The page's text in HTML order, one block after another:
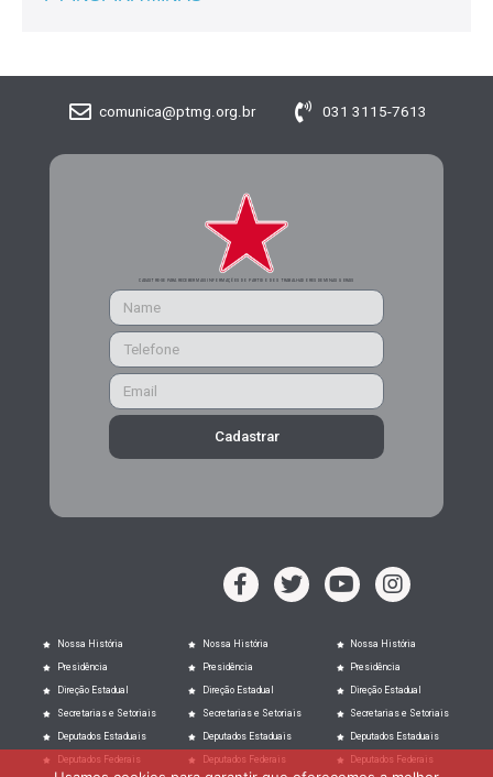
comunica@ptmg.org.br 031 3115-7613
CADASTRE-SE PARA RECEBER MAIS INFORMAÇÕES DO PARTIDO DOS TRABALHADORES DE MINAS GERAIS
Cadastrar
Nossa História
Presidência
Direção Estadual
Secretarias e Setoriais
Deputados Estaduais
Deputados Federais
Nossa História
Presidência
Direção Estadual
Secretarias e Setoriais
Deputados Estaduais
Deputados Federais
Nossa História
Presidência
Direção Estadual
Secretarias e Setoriais
Deputados Estaduais
Deputados Federais